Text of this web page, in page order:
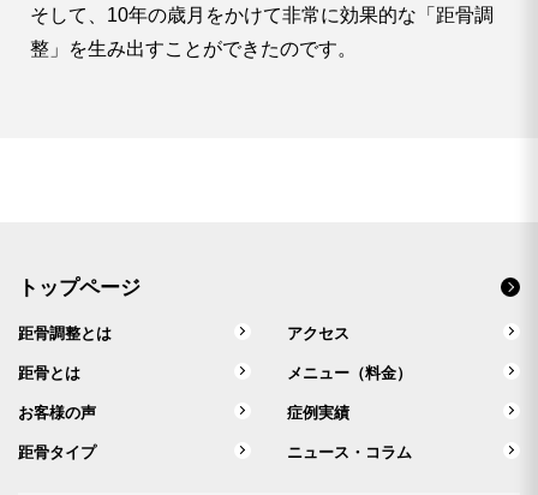
そして、10年の歳月をかけて非常に効果的な「距骨調
整」を生み出すことができたのです。
トップページ
距骨調整とは アクセス
距骨とは メニュー（料金）
お客様の声 症例実績
距骨タイプ ニュース・コラム